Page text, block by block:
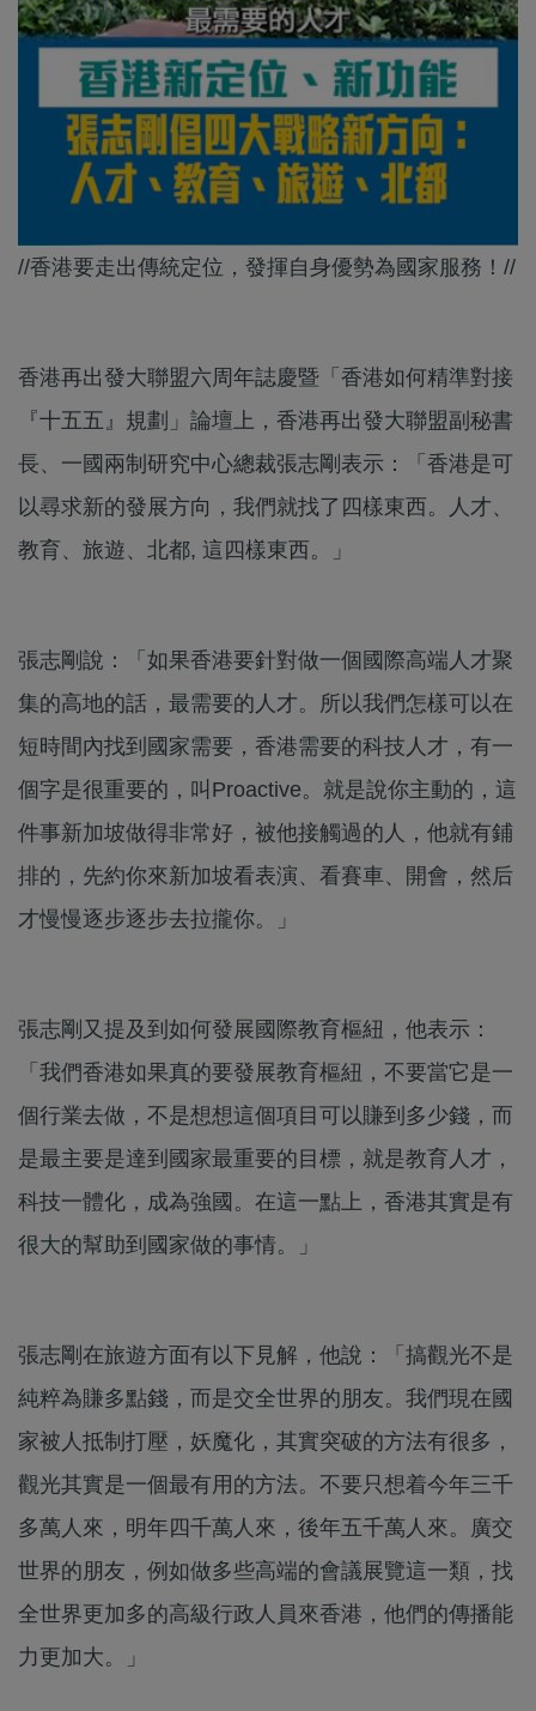
//香港要走出傳統定位，發揮自身優勢為國家服務！//
香港再出發大聯盟六周年誌慶暨「香港如何精準對接
『十五五』規劃」論壇上，香港再出發大聯盟副秘書
長、一國兩制研究中心總裁張志剛表示：「香港是可
以尋求新的發展方向，我們就找了四樣東西。人才、
教育、旅遊、北都, 這四樣東西。」
張志剛說：「如果香港要針對做一個國際高端人才聚
集的高地的話，最需要的人才。所以我們怎樣可以在
短時間內找到國家需要，香港需要的科技人才，有一
個字是很重要的，叫Proactive。就是說你主動的，這
件事新加坡做得非常好，被他接觸過的人，他就有鋪
排的，先約你來新加坡看表演、看賽車、開會，然后
才慢慢逐步逐步去拉攏你。」
張志剛又提及到如何發展國際教育樞紐，他表示：
「我們香港如果真的要發展教育樞紐，不要當它是一
個行業去做，不是想想這個項目可以賺到多少錢，而
是最主要是達到國家最重要的目標，就是教育人才，
科技一體化，成為強國。在這一點上，香港其實是有
很大的幫助到國家做的事情。」
張志剛在旅遊方面有以下見解，他說：「搞觀光不是
純粹為賺多點錢，而是交全世界的朋友。我們現在國
家被人抵制打壓，妖魔化，其實突破的方法有很多，
觀光其實是一個最有用的方法。不要只想着今年三千
多萬人來，明年四千萬人來，後年五千萬人來。廣交
世界的朋友，例如做多些高端的會議展覽這一類，找
全世界更加多的高級行政人員來香港，他們的傳播能
力更加大。」